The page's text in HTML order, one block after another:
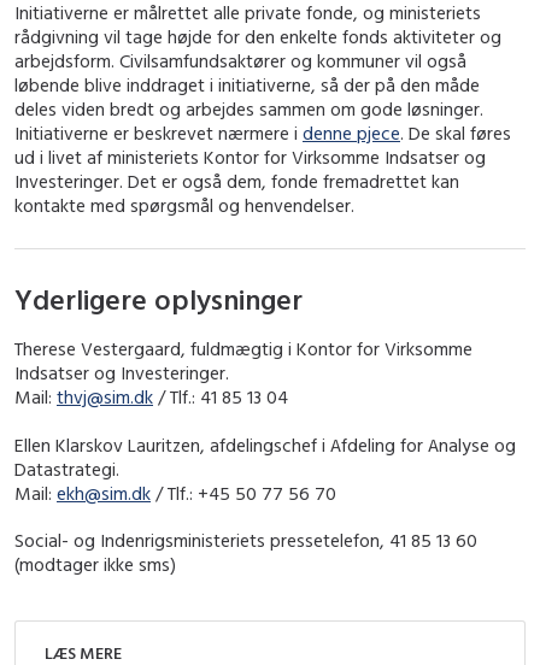
Initiativerne er målrettet alle private fonde, og ministeriets
rådgivning vil tage højde for den enkelte fonds aktiviteter og
arbejdsform. Civilsamfundsaktører og kommuner vil også
løbende blive inddraget i initiativerne, så der på den måde
deles viden bredt og arbejdes sammen om gode løsninger.
Initiativerne er beskrevet nærmere i denne pjece. De skal føres
ud i livet af ministeriets Kontor for Virksomme Indsatser og
Investeringer. Det er også dem, fonde fremadrettet kan
kontakte med spørgsmål og henvendelser.
Yderligere oplysninger
Therese Vestergaard, fuldmægtig i Kontor for Virksomme
Indsatser og Investeringer.
Mail: thvj@sim.dk / Tlf.: 41 85 13 04
Ellen Klarskov Lauritzen, afdelingschef i Afdeling for Analyse og
Datastrategi.
Mail: ekh@sim.dk / Tlf.: +45 50 77 56 70
Social- og Indenrigsministeriets pressetelefon, 41 85 13 60
(modtager ikke sms)
LÆS MERE